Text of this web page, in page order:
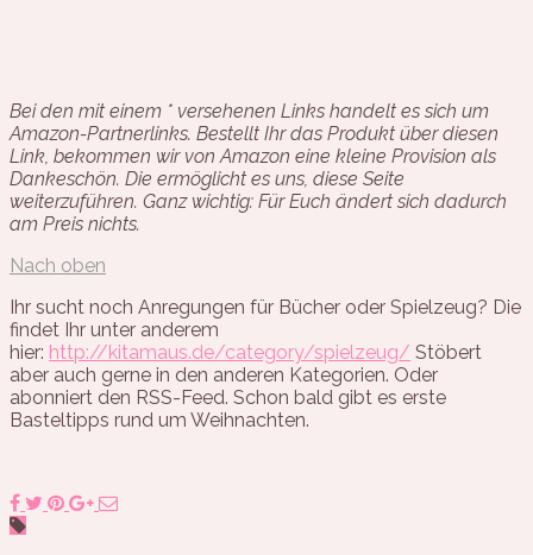
Bei den mit einem * versehenen Links handelt es sich um
Amazon-Partnerlinks. Bestellt Ihr das Produkt über diesen
Link, bekommen wir von Amazon eine kleine Provision als
Dankeschön. Die ermöglicht es uns, diese Seite
weiterzuführen. Ganz wichtig: Für Euch ändert sich dadurch
am Preis nichts.
Nach oben
Ihr sucht noch Anregungen für Bücher oder Spielzeug? Die
findet Ihr unter anderem
hier: http://kitamaus.de/category/spielzeug/ Stöbert
aber auch gerne in den anderen Kategorien. Oder
abonniert den RSS-Feed. Schon bald gibt es erste
Basteltipps rund um Weihnachten.